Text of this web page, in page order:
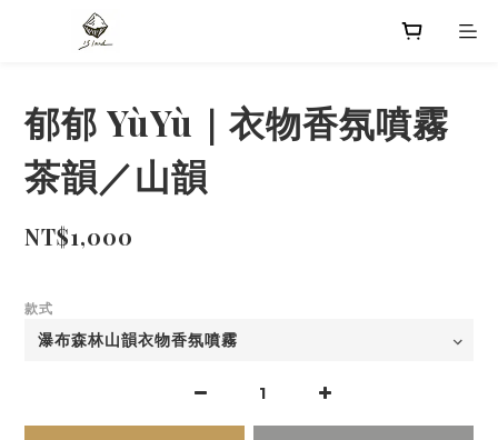
郁郁 YùYù｜衣物香氛噴霧
茶韻／山韻
NT$1,000
款式